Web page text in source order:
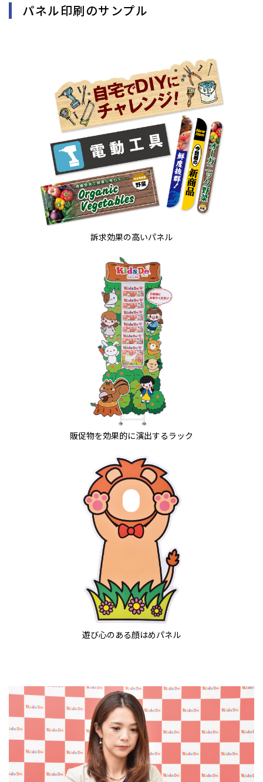
パネル印刷のサンプル
訴求効果の高いパネル
販促物を効果的に演出するラック
遊び心のある顔はめパネル